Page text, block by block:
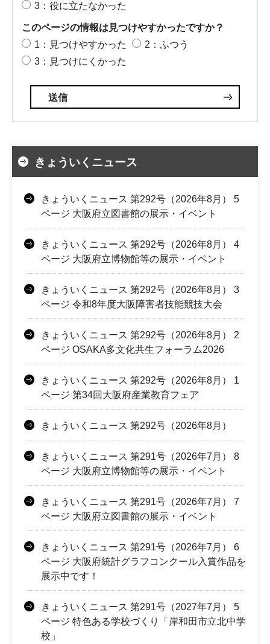
3：役に立たなかった
このページの情報は見つけやすかったですか？
1：見つけやすかった
2：ふつう
3：見つけにくかった
きょういくニュース
きょういくニュース 第292号（2026年8月） 5
ページ 大阪府立図書館の展示・イベント
きょういくニュース 第292号（2026年8月） 4
ページ 大阪府立博物館等の展示・イベント
きょういくニュース 第292号（2026年8月） 3
ページ 令和8年度大阪障害者技能競技大会
きょういくニュース 第292号（2026年8月） 2
ページ OSAKA多文化共生フォーラム2026
きょういくニュース 第292号（2026年8月） 1
ページ 第34回大阪府産業教育フェア
きょういくニュース 第292号（2026年8月）
きょういくニュース 第291号（2026年7月） 8
ページ 大阪府立博物館等の展示・イベント
きょういくニュース 第291号（2026年7月） 7
ページ 大阪府立図書館の展示・イベント
きょういくニュース 第291号（2026年7月） 6
ページ 大阪府統計グラフコンクール入賞作品を
展示中です！
きょういくニュース 第291号（2027年7月） 5
ページ 特色ある学校づくり「岸和田市立北中学
校」